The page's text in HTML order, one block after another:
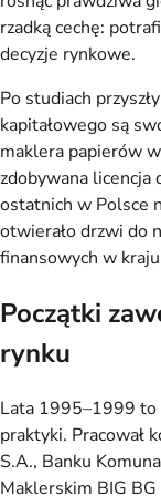
rzadką cechę:
decyzje rynkowe.
Po studiach
kapitałowego są
maklera papierów
zdobywana licencja
ostatnich w Polsce
otwierało drzwi do
finansowych w
Początki
rynku
Lata 1995–1999 to
praktyki. Pracował
S.A., Banku
Maklerskim BIG